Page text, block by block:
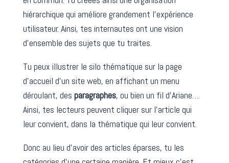
hiérarchique qui améliore grandement l’expérience
utilisateur. Ainsi, tes internautes ont une vision
d’ensemble des sujets que tu traites.
Tu peux illustrer le silo thématique sur la page
d’accueil d’un site web, en affichant un menu
déroulant, des paragraphes, ou bien un fil d’Ariane…
Ainsi, tes lecteurs peuvent cliquer sur l’article qui
leur convient, dans la thématique qui leur convient.
Donc au lieu d’avoir des articles éparses, tu les